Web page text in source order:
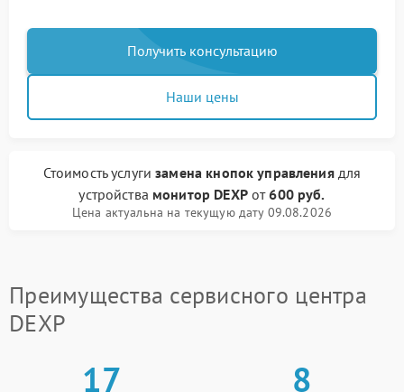
Получить консультацию
Наши цены
Стоимость услугизамена кнопок управлениядля
устройства монитор DEXPот600 руб.
Цена актуальна на текущую дату 09.08.2026
Преимущества сервисного центра
DEXP
17 8